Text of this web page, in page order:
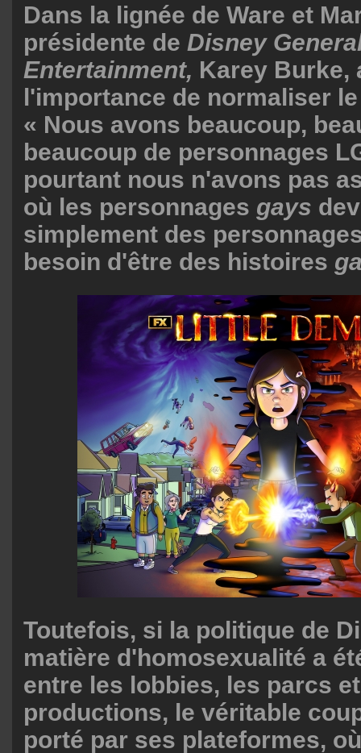
Dans la lignée de Ware et
présidente de Disney
Entertainment, Karey Burke,
l'importance de normaliser
« Nous avons beaucoup,
beaucoup de personnages
pourtant nous n'avons pas
où les personnages gays
simplement des
besoin d'être des histoires
Toutefois, si la politique de
matière d'homosexualité a
entre les lobbies, les parcs
productions, le véritable
porté par ses plateformes,